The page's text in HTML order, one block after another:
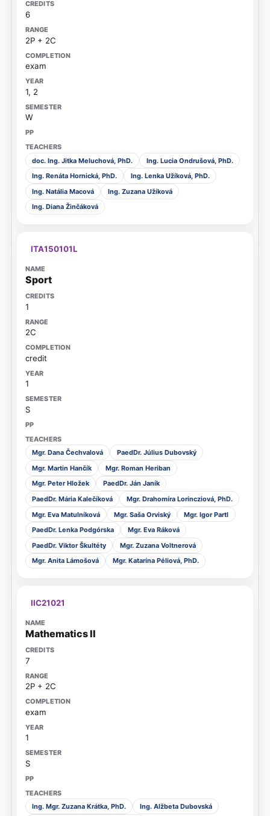
6
2P + 2C
exam
1, 2
W
doc. Ing. Jitka Meluchová, PhD.
Ing. Lucia Ondrušová, PhD.
Ing. Renáta Hornická, PhD.
Ing. Lenka Užíková, PhD.
Ing. Natália Macová
Ing. Zuzana Užíková
Ing. Diana Žinčáková
ITA150101L
Sport
1
2C
credit
1
S
Mgr. Dana Čechvalová
PaedDr. Július Dubovský
Mgr. Martin Hančík
Mgr. Roman Heriban
Mgr. Peter Hložek
PaedDr. Ján Janík
PaedDr. Mária Kalečíková
Mgr. Drahomíra Lorincziová, PhD.
Mgr. Eva Matulníková
Mgr. Saša Orviský
Mgr. Igor Partl
PaedDr. Lenka Podgórska
Mgr. Eva Ráková
PaedDr. Viktor Škultéty
Mgr. Zuzana Voltnerová
Mgr. Anita Lámošová
Mgr. Katarína Péliová, PhD.
IIC21021
Mathematics II
7
2P + 2C
exam
1
S
Ing. Mgr. Zuzana Krátka, PhD.
Ing. Alžbeta Dubovská